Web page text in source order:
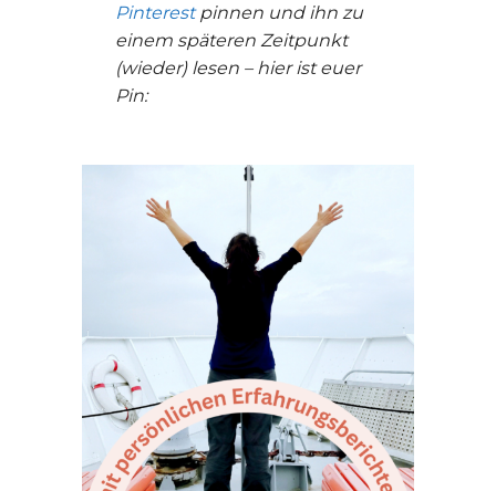
Pinterestpinnen und ihn zu
einem späteren Zeitpunkt
(wieder) lesen – hier ist euer
Pin: